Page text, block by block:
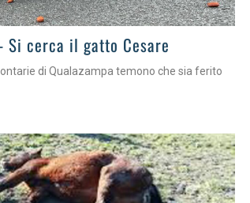
Si cerca il gatto Cesare
di Qualazampa temono che sia ferito